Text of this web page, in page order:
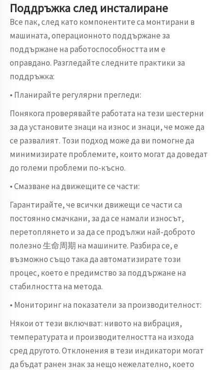
Поддръжка след инсталиране
Все пак, след като компонентите са монтирани в
машината, операционното поддържане за
поддържане на работоспособността им е
оправдано. Разгледайте следните практики за
поддръжка:
• Планирайте регулярни прегледи:
Понякога проверявайте работата на тези шестерни
за да установите знаци на износ и знаци, че може да
се развалият. Този подход може да ви помогне да
минимизирате проблемите, които могат да доведат
до големи проблеми по-късно.
• Смазване на движещите се части:
Гарантирайте, че всички движещи се части са
постоянно смачкани, за да се намали износът,
перетоплянето и за да се продължи най-доброто
полезно 生命周期 на машините. Разбира се, е
възможно също така да автоматизирате този
процес, което е предимство за поддържане на
стабилността на метода.
• Мониторинг на показатели за производителност:
Някои от тези включват: нивото на вибрация,
температурата и производителността на изхода
сред другото. Отклонения в тези индикатори могат
да бъдат ранен знак за нещо нежелателно, което